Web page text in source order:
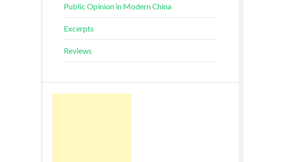
Public Opinion in Modern China
Excerpts
Reviews